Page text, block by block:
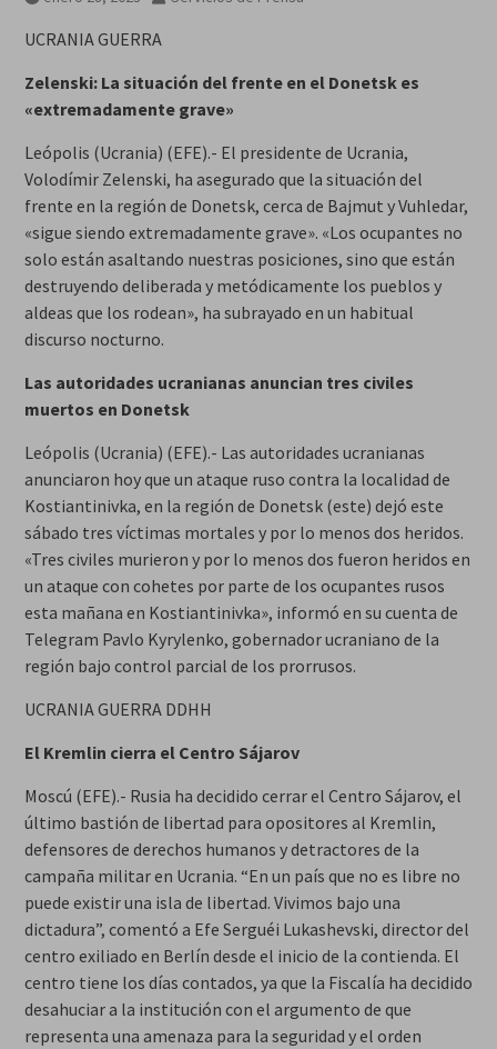
UCRANIA GUERRA
Zelenski: La situación del frente en el Donetsk es
«extremadamente grave»
Leópolis (Ucrania) (EFE).- El presidente de Ucrania,
Volodímir Zelenski, ha asegurado que la situación del
frente en la región de Donetsk, cerca de Bajmut y Vuhledar,
«sigue siendo extremadamente grave». «Los ocupantes no
solo están asaltando nuestras posiciones, sino que están
destruyendo deliberada y metódicamente los pueblos y
aldeas que los rodean», ha subrayado en un habitual
discurso nocturno.
Las autoridades ucranianas anuncian tres civiles
muertos en Donetsk
Leópolis (Ucrania) (EFE).- Las autoridades ucranianas
anunciaron hoy que un ataque ruso contra la localidad de
Kostiantinivka, en la región de Donetsk (este) dejó este
sábado tres víctimas mortales y por lo menos dos heridos.
«Tres civiles murieron y por lo menos dos fueron heridos en
un ataque con cohetes por parte de los ocupantes rusos
esta mañana en Kostiantinivka», informó en su cuenta de
Telegram Pavlo Kyrylenko, gobernador ucraniano de la
región bajo control parcial de los prorrusos.
UCRANIA GUERRA DDHH
El Kremlin cierra el Centro Sájarov
Moscú (EFE).- Rusia ha decidido cerrar el Centro Sájarov, el
último bastión de libertad para opositores al Kremlin,
defensores de derechos humanos y detractores de la
campaña militar en Ucrania. “En un país que no es libre no
puede existir una isla de libertad. Vivimos bajo una
dictadura”, comentó a Efe Serguéi Lukashevski, director del
centro exiliado en Berlín desde el inicio de la contienda. El
centro tiene los días contados, ya que la Fiscalía ha decidido
desahuciar a la institución con el argumento de que
representa una amenaza para la seguridad y el orden